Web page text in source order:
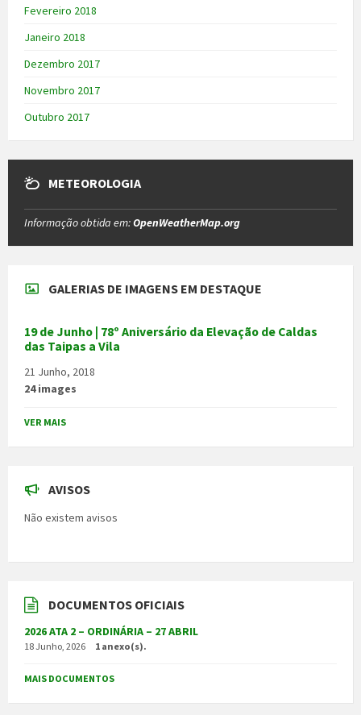
Fevereiro 2018
Janeiro 2018
Dezembro 2017
Novembro 2017
Outubro 2017
METEOROLOGIA
Informação obtida em:OpenWeatherMap.org
GALERIAS DE IMAGENS EM DESTAQUE
19 de Junho | 78º Aniversário da Elevação de Caldas
das Taipas a Vila
21 Junho, 2018
24 images
VER MAIS
AVISOS
Não existem avisos
DOCUMENTOS OFICIAIS
2026 ATA 2 – ORDINÁRIA – 27 ABRIL
18 Junho, 2026 1 anexo(s).
MAIS DOCUMENTOS